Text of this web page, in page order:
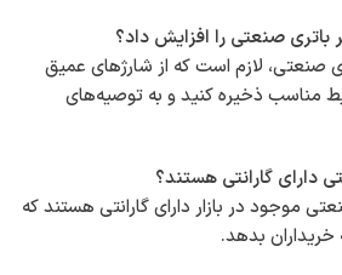
صنعتی، لازم است که از شارژهای عمیق
مناسب ذخیره کنید و به توصیه‌های
موجود در بازار دارای گارانتی هستند که
خریداران بدهد.